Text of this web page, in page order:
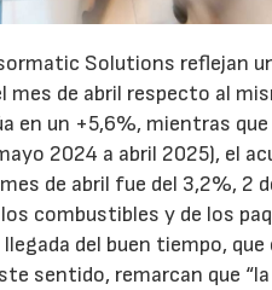
Solutions reflejan
de abril respecto al
en un +5,6%, mientras
2024 a abril 2025), el
de abril fue del 3,2%, 2
combustibles y de los
del buen tiempo, que
sentido, remarcan que